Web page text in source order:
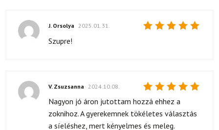
J. Orsolya 2025.01.31.
Szupre!
Értékelés:
V. Zsuzsanna 2024.10.08.
Nagyon jó áron jutottam hozzá ehhez a
zoknihoz. A gyerekemnek tökéletes választás
a síeléshez, mert kényelmes és meleg.